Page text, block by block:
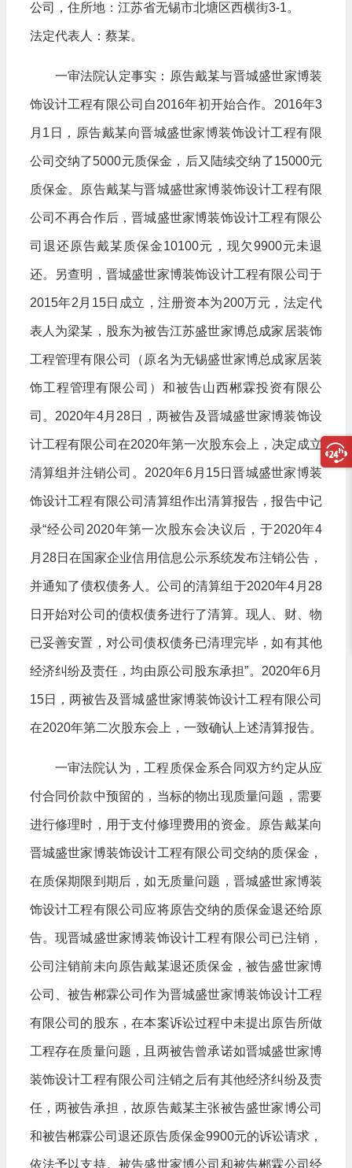
公司，住所地：江苏省无锡市北塘区西横街3-1。
法定代表人：蔡某。
一审法院认定事实：原告戴某与晋城盛世家博装
饰设计工程有限公司自2016年初开始合作。2016年3
月1日，原告戴某向晋城盛世家博装饰设计工程有限
公司交纳了5000元质保金，后又陆续交纳了15000元
质保金。原告戴某与晋城盛世家博装饰设计工程有限
公司不再合作后，晋城盛世家博装饰设计工程有限公
司退还原告戴某质保金10100元，现欠9900元未退
还。另查明，晋城盛世家博装饰设计工程有限公司于
2015年2月15日成立，注册资本为200万元，法定代
表人为梁某，股东为被告江苏盛世家博总成家居装饰
工程管理有限公司（原名为无锡盛世家博总成家居装
饰工程管理有限公司）和被告山西郴霖投资有限公
司。2020年4月28日，两被告及晋城盛世家博装饰设
计工程有限公司在2020年第一次股东会上，决定成立
清算组并注销公司。2020年6月15日晋城盛世家博装
饰设计工程有限公司清算组作出清算报告，报告中记
录“经公司2020年第一次股东会决议后，于2020年4
月28日在国家企业信用信息公示系统发布注销公告，
并通知了债权债务人。公司的清算组于2020年4月28
日开始对公司的债权债务进行了清算。现人、财、物
已妥善安置，对公司债权债务已清理完毕，如有其他
经济纠纷及责任，均由原公司股东承担”。2020年6月
15日，两被告及晋城盛世家博装饰设计工程有限公司
在2020年第二次股东会上，一致确认上述清算报告。
一审法院认为，工程质保金系合同双方约定从应
付合同价款中预留的，当标的物出现质量问题，需要
进行修理时，用于支付修理费用的资金。原告戴某向
晋城盛世家博装饰设计工程有限公司交纳的质保金，
在质保期限到期后，如无质量问题，晋城盛世家博装
饰设计工程有限公司应将原告交纳的质保金退还给原
告。现晋城盛世家博装饰设计工程有限公司已注销，
公司注销前未向原告戴某退还质保金，被告盛世家博
公司、被告郴霖公司作为晋城盛世家博装饰设计工程
有限公司的股东，在本案诉讼过程中未提出原告所做
工程存在质量问题，且两被告曾承诺如晋城盛世家博
装饰设计工程有限公司注销之后有其他经济纠纷及责
任，两被告承担，故原告戴某主张被告盛世家博公司
和被告郴霖公司退还原告质保金9900元的诉讼请求，
依法予以支持。被告盛世家博公司和被告郴霖公司经